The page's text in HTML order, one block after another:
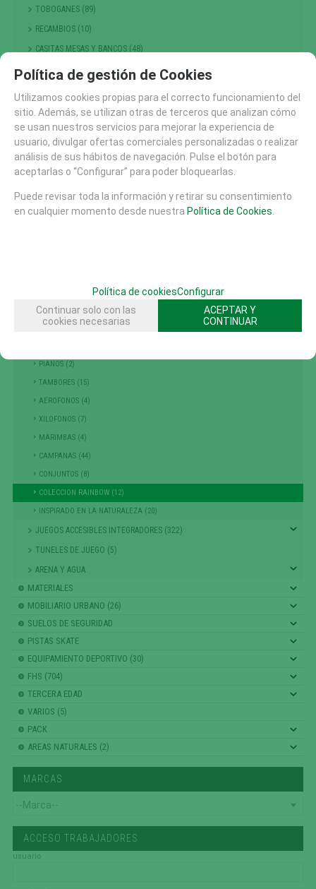
TOBOGANES (89)
RECAMBIOS (10)
CASITAS MESAS Y BANCOS (48)
COLUMPIOS (56)
NIÑOS PEQUEÑOS
ESCALADA , TREPA Y EQUILIBRIO (301)
GRANDES JUEGOS (14)
MUELLES Y BALANCINES (68)
PASARELAS (7)
TRAMPOLINES CAMAS ELASTICAS (17)
RECORRIDO PARKOUR (14)
COMBINACIÓN TORRES (14)
PIANOS (2)
TAMBORES (15)
AEROFONOS (4)
XILOFONOS (7)
MARIMBAS (4)
CAMPANAS (44)
CONJUNTOS (8)
COLECCION RAINBOW (12)
INSPIRADO EN LA NATURALEZA (20)
JUEGOS ACCESIBLES INTEGRADORES (322)
TUNELES DE JUEGO (5)
ARENA Y AGUA
MATERIALES
MOBILIARIO URBANO (26)
SUELOS DE SEGURIDAD
PISTAS SKATE
EQUIPAMIENTO DEPORTIVO (30)
FHS (704)
TERCERA EDAD
VARIOS (5)
PACK
AREAS NATURALES (2)
MARCAS
ACCESO TRABAJADORES
usuario
Política de gestión de Cookies
Utilizamos cookies propias para el correcto funcionamiento del
sitio. Además, se utilizan otras de terceros que analizan cómo
se usan nuestros servicios para mejorar la experiencia de
usuario, divulgar ofertas comerciales personalizadas o realizar
análisis de sus hábitos de navegación. Pulse el botón para
aceptarlas o “Configurar” para poder bloquearlas.
Puede revisar toda la información y retirar su consentimiento
en cualquier momento desde nuestra Política de Cookies
Política de cookiesConfigurar
Continuar solo con las
cookies necesarias
ACEPTAR Y
CONTINUAR